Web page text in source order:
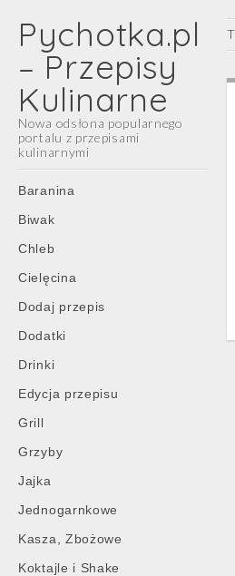
Pychotka.pl
– Przepisy
Kulinarne
Nowa odsłona popularnego
portalu z przepisami
kulinarnymi
Main
menu
Skip
content
Baranina
Biwak
Chleb
Cielęcina
Dodaj przepis
Dodatki
Drinki
Edycja przepisu
Grill
Grzyby
Jajka
Jednogarnkowe
Kasza, Zbożowe
Koktajle i Shake